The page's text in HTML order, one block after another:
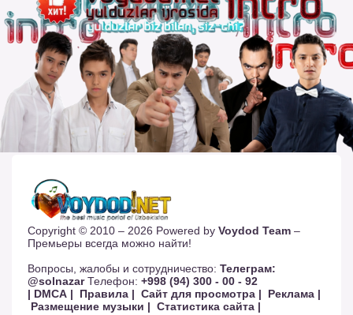
Copyright © 2010 – 2026 Powered by Voydod Team –
Премьеры всегда можно найти!
Вопросы, жалобы и сотрудничество: Телеграм:
@solnazarТелефон: +998 (94) 300 - 00 - 92
| DMCA |
Правила | Сайт для просмотра |
Реклама |
Размещение музыки | Статистика сайта |